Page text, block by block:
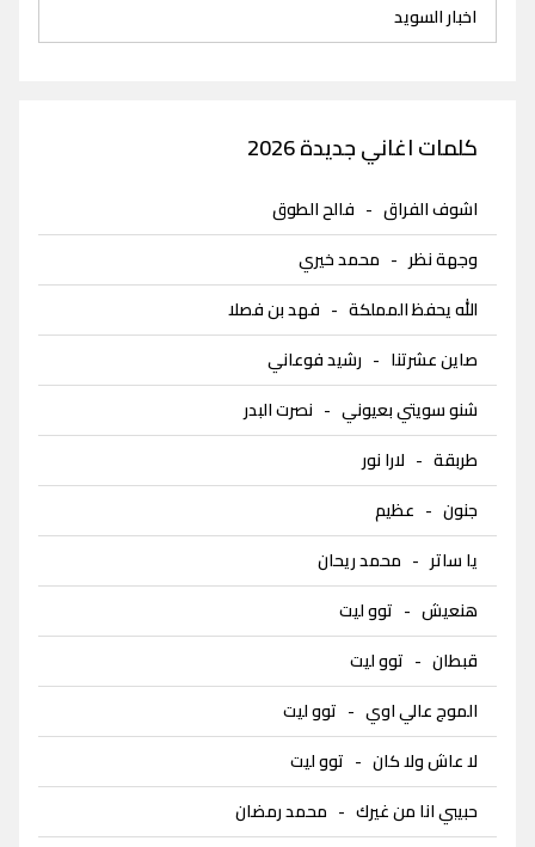
اخبار السويد
كلمات اغاني جديدة 2026
اشوف الفراق - فالح الطوق
وجهة نظر- محمد خيري
الله يحفظ المملكة - فهد بن فصلا
صاين عشرتنا - رشيد فوعاني
شنو سويتي بعيوني - نصرت البدر
طربقة - لارا نور
جنون - عظيم
يا ساتر- محمد ريحان
هنعيش - توو ليت
قبطان - توو ليت
الموج عالي اوي - توو ليت
لا عاش ولا كان - توو ليت
حبيبي انا من غيرك - محمد رمضان